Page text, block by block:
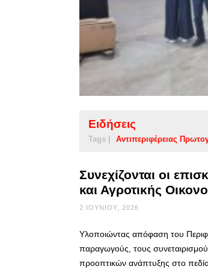
Ειδήσεις
Tags | Αντιπεριφέρειας
Συνεχίζονται οι
και Αγροτικής
2 ΙΟΥΝΊΟΥ, 2026
Υλοποιώντας απόφαση του
παραγωγούς, τους
προοπτικών ανάπτυξης στο πεδίο,